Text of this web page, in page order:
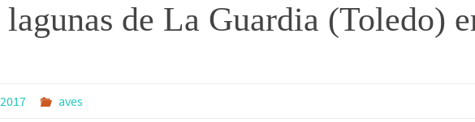
lagunas de La Guardia (Toledo)
aves